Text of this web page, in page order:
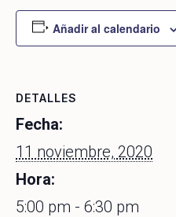
Añadir al calendario
DETALLES
Fecha:
11 noviembre, 2020
Hora:
5:00 pm - 6:30 pm